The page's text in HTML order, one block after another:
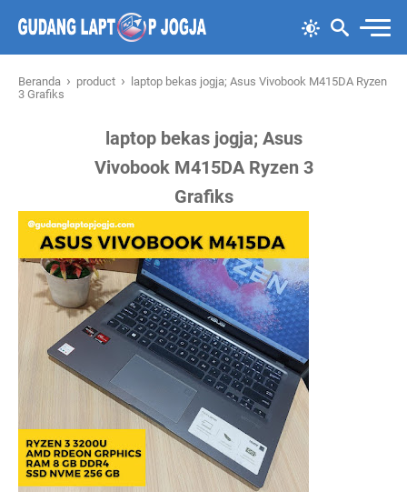
Beranda › product ›
laptop bekas jogja; Asus Vivobook M415DA Ryzen
3 Grafiks
laptop bekas jogja; Asus
Vivobook M415DA Ryzen 3
Grafiks